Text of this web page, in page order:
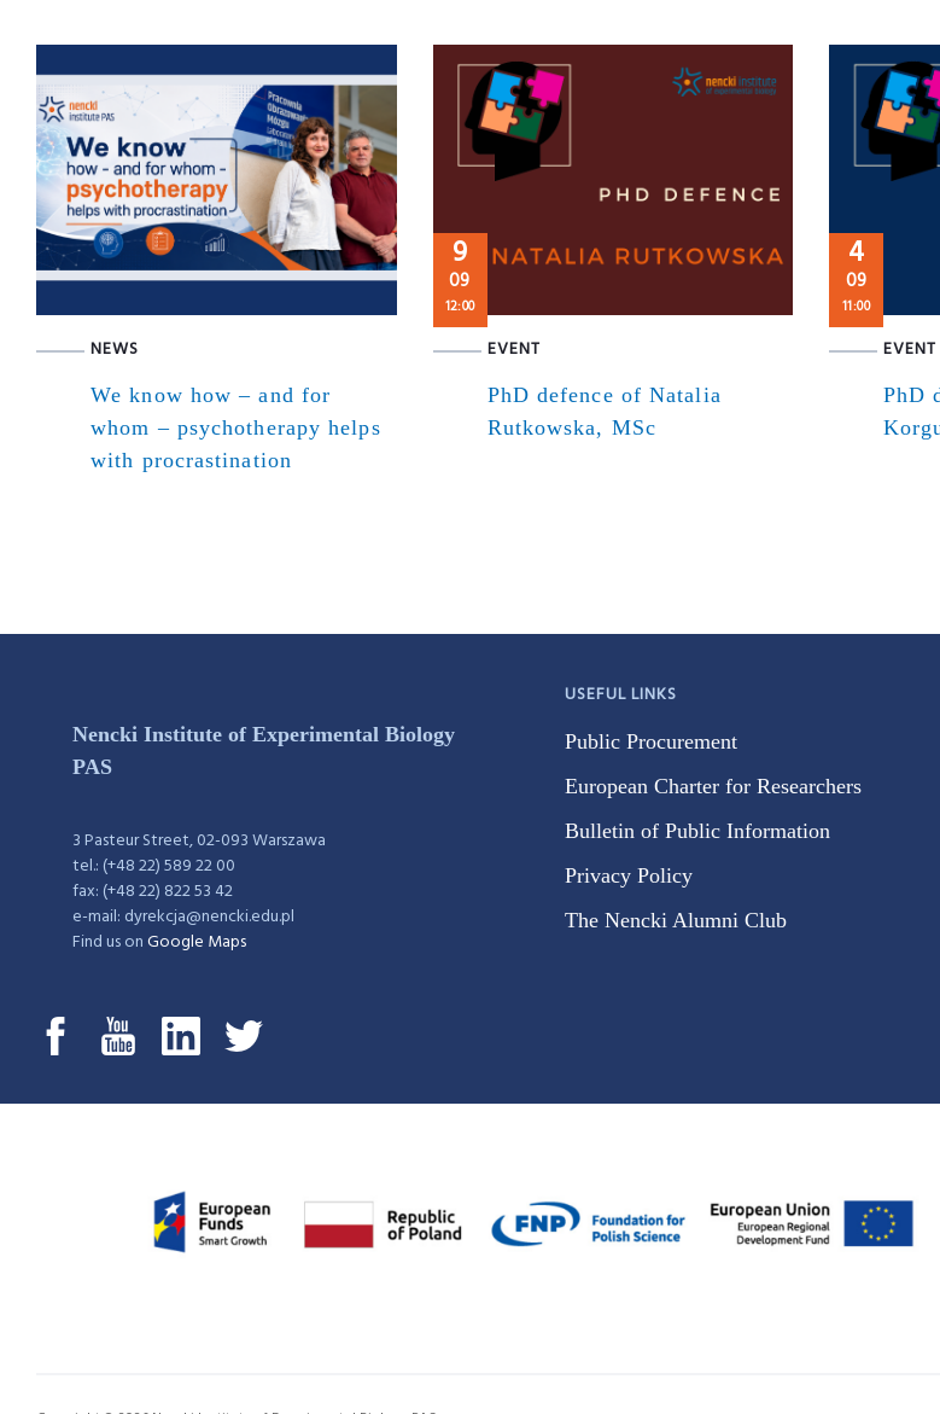
NEWS
We know how – and for
whom – psychotherapy helps
with procrastination
9
09
12:00
EVENT
PhD defence of Natalia
Rutkowska, MSc
4
09
11:00
EVENT
PhD
Nencki Institute of Experimental Biology
PAS
3 Pasteur Street, 02-093 Warszawa
tel.: (+48 22) 589 22 00
fax: (+48 22) 822 53 42
e-mail: dyrekcja@nencki.edu.pl
Find us onGoogle Maps
USEFUL LINKS
Public Procurement
European Charter for Researchers
Bulletin of Public Information
Privacy Policy
The Nencki Alumni Club